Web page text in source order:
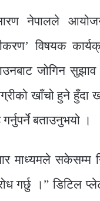
नेपालले
विषयक
जोगिन
खाँचो हुने हुँदा
गर्नुपर्ने बताउनुभयो ।
माध्यमले सकेसम्म
गर्छु ।” डिटिल